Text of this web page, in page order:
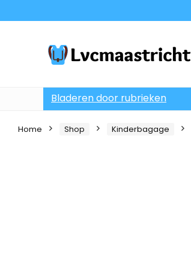
Bladeren door rubrieken
Home Shop Kinderbagage